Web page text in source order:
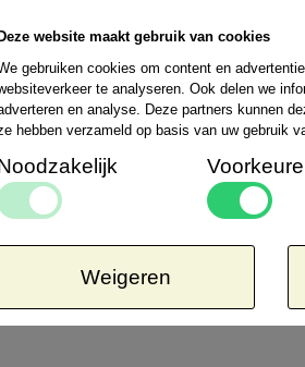
informatie
gratis verzonden
kunt u uit de volgende verzendmogelijkheden binnen
EC Ter Aar, Nederland) => Kosteloos
1 á 2 werkdagen => € 8,50*
Deze website maakt gebruik van cookies
gebruiken cookies om content en
te analyseren. Ook delen we
en analyse. Deze partners kunnen
hebben verzameld op basis van uw gebruik
Weigeren